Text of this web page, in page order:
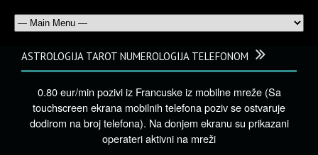
ASTROLOGIJA TAROT NUMEROLOGIJA TELEFONOM
0.80 eur/min pozivi iz Francuske iz mobilne mreže (Sa
touchscreen ekrana mobilnih telefona poziv se ostvaruje
dodirom na broj telefona). Na donjem ekranu su prikazani
operateri aktivni na mreži